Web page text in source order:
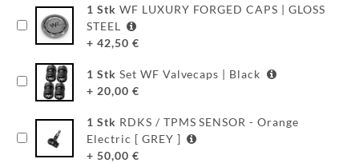
PRODUKTION
PULVERBESCHICHTUNG
WF
DEALER
1 Stk WF LUXURY FORGED CAPS | GLOSS
STEEL
+ 42,50 €
1 Stk Set WF Valvecaps | Black
+ 20,00 €
1 Stk RDKS / TPMS SENSOR - Orange
Electric [ GREY ]
+ 50,00 €